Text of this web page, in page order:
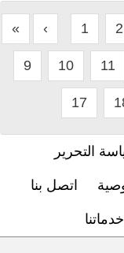
« ‹ 1 2
9 10 11
17
التحرير
اتصل بنا
خدماتنا